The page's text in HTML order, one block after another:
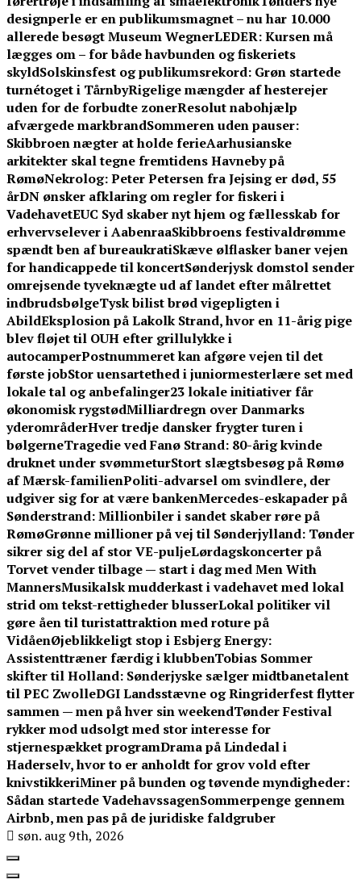
designperle er en publikumsmagnet – nu har 10.000
allerede besøgt Museum WegnerLEDER: Kursen må
lægges om – for både havbunden og fiskeriets
skyldSolskinsfest og publikumsrekord: Grøn startede
turnétoget i TårnbyRigelige mængder af hesterejer
uden for de forbudte zonerResolut nabohjælp
afværgede markbrandSommeren uden pauser:
Skibbroen nægter at holde ferieAarhusianske
arkitekter skal tegne fremtidens Havneby på
RømøNekrolog: Peter Petersen fra Jejsing er død, 55
årDN ønsker afklaring om regler for fiskeri i
VadehavetEUC Syd skaber nyt hjem og fællesskab for
erhvervselever i AabenraaSkibbroens festivaldrømme
spændt ben af bureaukratiSkæve ølflasker baner vejen
for handicappede til koncertSønderjysk domstol sender
omrejsende tyveknægte ud af landet efter målrettet
indbrudsbølgeTysk bilist brød vigepligten i
AbildEksplosion på Lakolk Strand, hvor en 11-årig pige
blev fløjet til OUH efter grillulykke i
autocamperPostnummeret kan afgøre vejen til det
første jobStor uensartethed i juniormesterlære set med
lokale tal og anbefalinger23 lokale initiativer får
økonomisk rygstødMilliardregn over Danmarks
yderområderHver tredje dansker frygter turen i
bølgerneTragedie ved Fanø Strand: 80-årig kvinde
druknet under svømmeturStort slægtsbesøg på Rømø
af Mærsk-familienPoliti-advarsel om svindlere, der
udgiver sig for at være bankenMercedes-eskapader på
Sønderstrand: Millionbiler i sandet skaber røre på
RømøGrønne millioner på vej til Sønderjylland: Tønder
sikrer sig del af stor VE-puljeLørdagskoncerter på
Torvet vender tilbage — start i dag med Men With
MannersMusikalsk mudderkast i vadehavet med lokal
strid om tekst-rettigheder blusserLokal politiker vil
gøre åen til turistattraktion med roture på
VidåenØjeblikkeligt stop i Esbjerg Energy:
Assistenttræner færdig i klubbenTobias Sommer
skifter til Holland: Sønderjyske sælger midtbanetalent
til PEC ZwolleDGI Landsstævne og Ringriderfest flytter
sammen — men på hver sin weekendTønder Festival
rykker mod udsolgt med stor interesse for
stjernespækket programDrama på Lindedal i
Haderselv, hvor to er anholdt for grov vold efter
knivstikkeriMiner på bunden og tøvende myndigheder:
Sådan startede VadehavssagenSommerpenge gennem
Airbnb, men pas på de juridiske faldgruber
søn. aug 9th, 2026